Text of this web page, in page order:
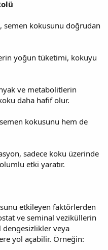
semen kokusunu doğrudan
yoğun tüketimi, kokuyu
ve metabolitlerin
daha hafif olur.
kokusunu hem de
sadece koku üzerinde
etki yaratır.
etkileyen faktörlerden
ve seminal veziküllerin
dengesizlikler veya
yol açabilir. Örneğin: